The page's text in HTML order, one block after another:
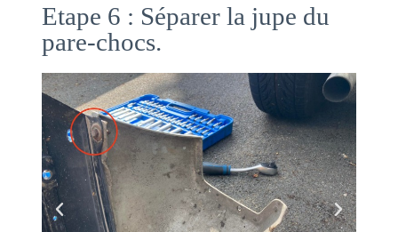
Etape 6 : Séparer la jupe du
pare-chocs.